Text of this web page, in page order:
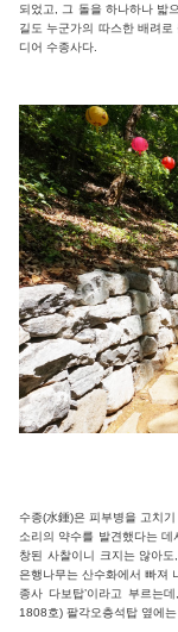
되었고, 그 돌을 하나하나 밟
길도 누군가의 따스한 배려
디어 수종사다.
수종(水鍾)은 피부병을 고치
소리의 약수를 발견했다는
창된 사찰이니 크지는 않아
은행나무는 산수화에서 빠져
종사 다보탑’이라고 부르는
1808호) 팔각오층석탑 옆에